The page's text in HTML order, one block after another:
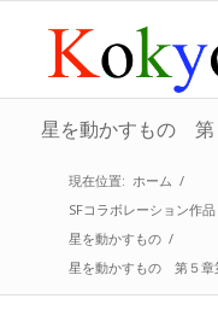
星を動かすもの 第
現在位置: ホーム /
SFコラボレーション作品
星を動かすもの /
星を動かすもの 第５章